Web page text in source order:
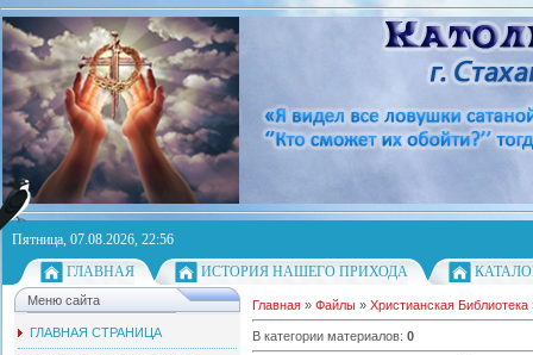
Пятница, 07.08.2026, 22:56
ГЛАВНАЯ
ИСТОРИЯ НАШЕГО ПРИХОДА
Меню сайта
ГЛАВНАЯ СТРАНИЦА
Главная » Файлы » Христианская Библиотека
В категории материалов: 0